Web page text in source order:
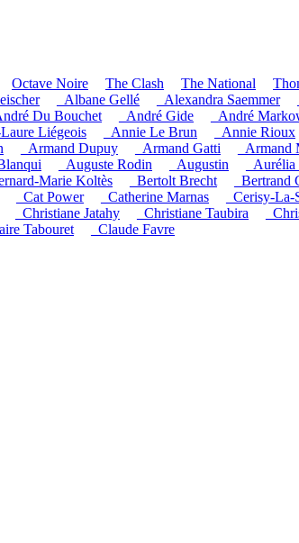
Octave Noire The Clash The National
_Albane Gellé _Alexandra Saemmer
Du Bouchet _André Gide _André
Laure Liégeois _Annie Le Brun _Annie Rioux
_Armand Dupuy _Armand Gatti _Armand
_Auguste Rodin _Augustin
Marie Koltès _Bertolt Brecht _Bertrand
_Cat Power _Catherine Marnas _Cerisy-La-
_Christiane Jatahy _Christiane Taubira
Tabouret
_Claude Favre